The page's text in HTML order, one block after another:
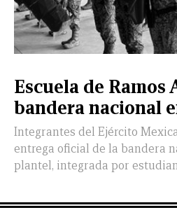
X
LEÓN
DE
VIDA
Escuela de Ramos
bandera nacional
Integrantes del Ejército
entrega oficial de la bandera
plantel, integrada por